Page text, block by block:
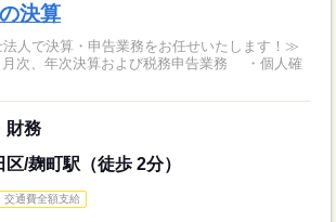
決算
人で決算・申告業務をお任せいたします！≫
月次、年次決算および税務申告業務 ・個人確
財務
/麹町駅（徒歩 2分）
交通費全額支給